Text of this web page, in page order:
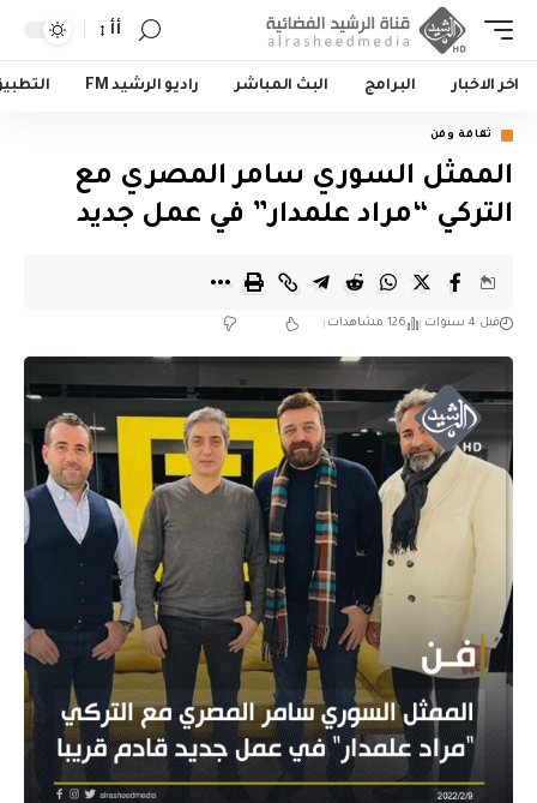
أأ
اخر الاخبار البرامج البث المباشر راديو الرشيد FM
ثقافة وفن
الممثل السوري سامر المصري مع
التركي “مراد علمدار” في عمل جديد
قبل 4 سنوات 126 مشاهدات